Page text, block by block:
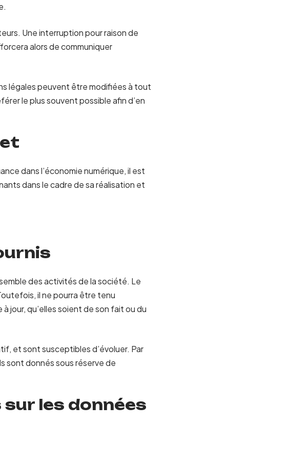
Une interruption pour raison de
alors de communiquer
légales peuvent être modifiées à tout
le plus souvent possible afin d’en
dans l’économie numérique, il est
dans le cadre de sa réalisation et
des activités de la société. Le
il ne pourra être tenu
jour, qu’elles soient de son fait ou du
et sont susceptibles d’évoluer. Par
sont donnés sous réserve de
les données